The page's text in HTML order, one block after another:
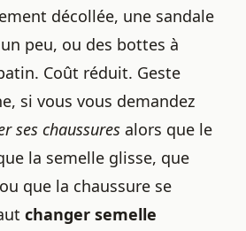
décollée, une sandale
peu, ou des bottes à
Coût réduit. Geste
si vous vous demandez
ses chaussures alors que le
la semelle glisse, que
que la chaussure se
changer semelle